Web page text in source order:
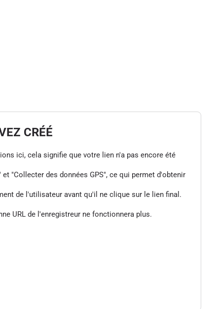
CRÉÉ
ici, cela signifie que votre lien n'a pas encore été
"Collecter des données GPS", ce qui permet d'obtenir
de l'utilisateur avant qu'il ne clique sur le lien final.
URL de l'enregistreur ne fonctionnera plus.